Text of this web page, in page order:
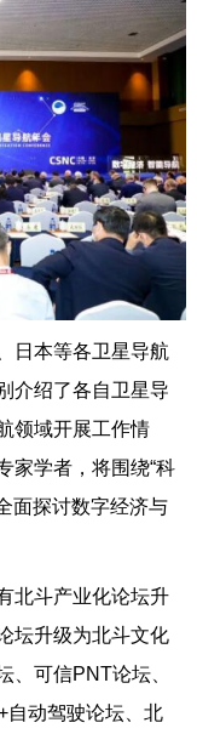
日本等各卫星导航
介绍了各自卫星导
领域开展工作情
家学者，将围绕“科
面探讨数字经济与
北斗产业化论坛升
坛升级为北斗文化
、可信PNT论坛、
自动驾驶论坛、北